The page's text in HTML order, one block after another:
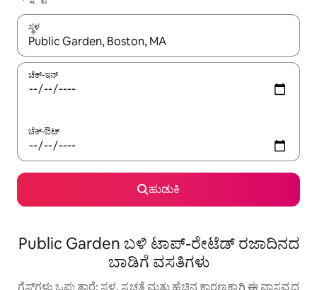
ಸ್ಥಳ
ಫಲಿತಾಂಶಗಳು ಲಭ್ಯವಿರುವಾಗ, ಅಪ್ ಮತ್ತು ಡೌನ್ ಬಾಣದ ಕೀಲಿಗಳೊಂದಿಗೆ
ಚೆಕ್-ಇನ್
ಚೆಕ್-ಔಟ್
ಹುಡುಕಿ
Public Garden ಬಳಿ ಟಾಪ್-ರೇಟೆಡ್ ರಜಾದಿನದ
ಬಾಡಿಗೆ ವಸತಿಗಳು
ಗೆಸ್ಟ್‌ಗಳು ಒಪ್ಪುತ್ತಾರೆ: ಸ್ಥಳ, ಸ್ವಚ್ಛತೆ ಮತ್ತು ಹೆಚ್ಚಿನ ಕಾರಣಕ್ಕಾಗಿ ಈ ವಾಸ್ತವ್ಯದ